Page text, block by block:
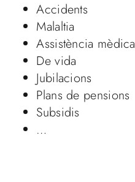
Accidents
Malaltia
Assistència mèdica
De vida
Jubilacions
Plans de pensions
Subsidis
…